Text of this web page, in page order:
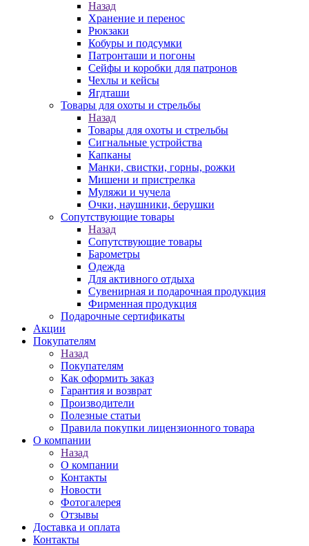
Назад
Хранение и перенос
Рюкзаки
Кобуры и подсумки
Патронташи и погоны
Сейфы и коробки для патронов
Чехлы и кейсы
Ягдташи
Товары для охоты и стрельбы
Назад
Товары для охоты и стрельбы
Сигнальные устройства
Капканы
Манки, свистки, горны, рожки
Мишени и пристрелка
Муляжи и чучела
Очки, наушники, берушки
Сопутствующие товары
Назад
Сопутствующие товары
Барометры
Одежда
Для активного отдыха
Сувенирная и подарочная продукция
Фирменная продукция
Подарочные сертификаты
Акции
Покупателям
Назад
Покупателям
Как оформить заказ
Гарантия и возврат
Производители
Полезные статьи
Правила покупки лицензионного товара
О компании
Назад
О компании
Контакты
Новости
Фотогалерея
Отзывы
Доставка и оплата
Контакты